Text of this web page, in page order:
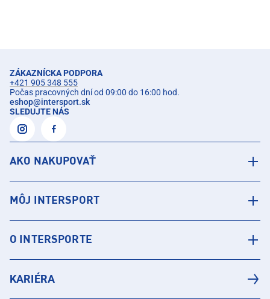
ZÁKAZNÍCKA PODPORA
+421 905 348 555
Počas pracovných dní od 09:00 do 16:00 hod.
eshop@intersport.sk
SLEDUJTE NÁS
AKO NAKUPOVAŤ
MÔJ INTERSPORT
O INTERSPORTE
KARIÉRA